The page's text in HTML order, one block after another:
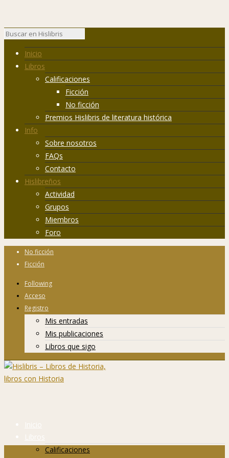
Inicio
Libros
Calificaciones
Ficción
No ficción
Premios Hislibris de literatura histórica
Info
Sobre nosotros
FAQs
Contacto
Hislibreños
Actividad
Grupos
Miembros
Foro
No ficción
Ficción
Following
Acceso
Registro
Mis entradas
Mis publicaciones
Libros que sigo
Inicio
Libros
Calificaciones